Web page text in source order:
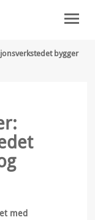
bygger
med